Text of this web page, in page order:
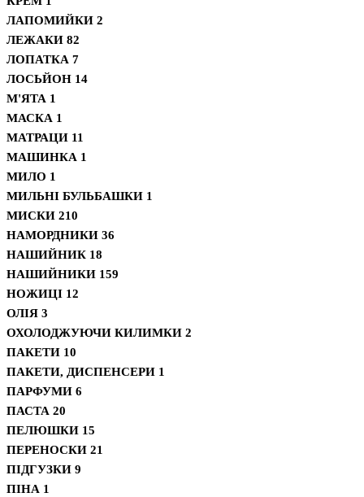
ЛАПОМИЙКИ 2
ЛЕЖАКИ 82
ЛОПАТКА 7
ЛОСЬЙОН 14
М'ЯТА 1
МАСКА 1
МАТРАЦИ 11
МАШИНКА 1
МИЛО 1
МИЛЬНІ БУЛЬБАШКИ 1
МИСКИ 210
НАМОРДНИКИ 36
НАШИЙНИК 18
НАШИЙНИКИ 159
НОЖИЦІ 12
ОЛІЯ 3
ОХОЛОДЖУЮЧИ КИЛИМКИ 2
ПАКЕТИ 10
ПАКЕТИ, ДИСПЕНСЕРИ 1
ПАРФУМИ 6
ПАСТА 20
ПЕЛЮШКИ 15
ПЕРЕНОСКИ 21
ПІДГУЗКИ 9
ПІНА 1